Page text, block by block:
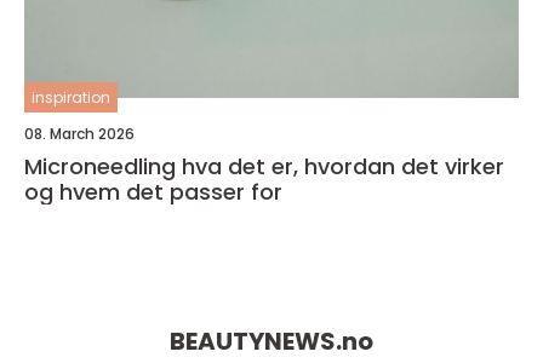
inspiration
08. March 2026
Microneedling hva det er, hvordan det virker
og hvem det passer for
BEAUTYNEWS.no